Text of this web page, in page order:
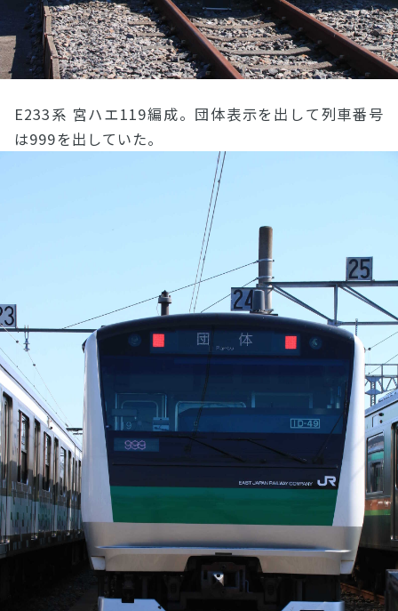
E233系 宮ハエ119編成。団体表示を出して列車番号
は999を出していた。